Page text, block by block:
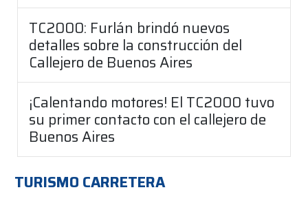
TC2000: Furlán brindó nuevos
detalles sobre la construcción del
Callejero de Buenos Aires
¡Calentando motores! El TC2000 tuvo
su primer contacto con el callejero de
Buenos Aires
TURISMO CARRETERA